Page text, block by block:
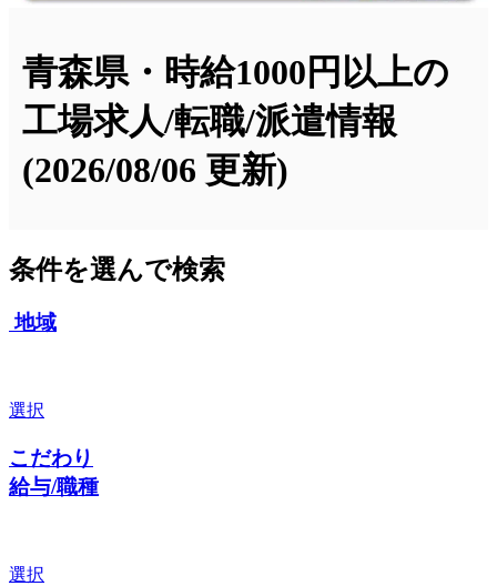
青森県・時給1000円以上の
工場求人/転職/派遣情報
(2026/08/06 更新)
条件を選んで検索
地域
選択
こだわり
給与/職種
選択